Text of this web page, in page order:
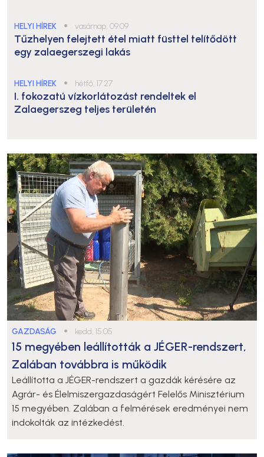
HELYI HÍREK ● vasárnap, 09:09
Tűzhelyen felejtett étel miatt füsttel telítődött
egy zalaegerszegi lakás
HELYI HÍREK ● hétfő, 17:27
I. fokozatú vízkorlátozást rendeltek el
Zalaegerszeg teljes területén
GAZDASÁG ● kedd, 15:05
15 megyében leállították a JÉGER-rendszert,
Zalában továbbra is működik
Leállította a JÉGER-rendszert a gazdák kérésére az
Agrár- és Élelmiszergazdaságért Felelős Minisztérium
15 megyében. Zalában a felmérések eredményei nem
indokolták az intézkedést.